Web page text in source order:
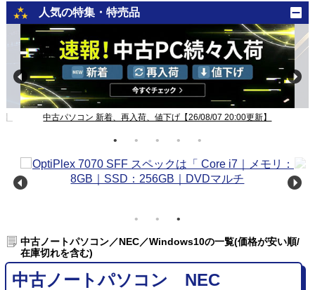
人気の特集・特売品
中古パソコン 新着、再入荷、値下げ【26/08/07 20:00更新】
中古ノートパソコン／NEC／Windows10の一覧(価格が安い順/
在庫切れを含む)
中古ノートパソコン NEC